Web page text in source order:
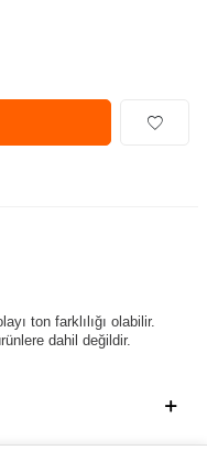
ton farklılığı olabilir.
dahil değildir.